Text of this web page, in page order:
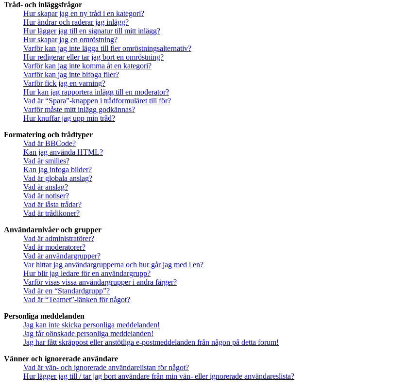
Tråd- och inläggsfrågor
Hur skapar jag en ny tråd i en kategori?
Hur ändrar och raderar jag inlägg?
Hur lägger jag till en signatur till mitt inlägg?
Hur skapar jag en omröstning?
Varför kan jag inte lägga till fler omröstningsalternativ?
Hur redigerar eller tar jag bort en omröstning?
Varför kan jag inte komma åt en kategori?
Varför kan jag inte bifoga filer?
Varför fick jag en varning?
Hur kan jag rapportera inlägg till en moderator?
Vad är “Spara”-knappen i trådformuläret till för?
Varför måste mitt inlägg godkännas?
Hur knuffar jag upp min tråd?
Formatering och trådtyper
Vad är BBCode?
Kan jag använda HTML?
Vad är smilies?
Kan jag infoga bilder?
Vad är globala anslag?
Vad är anslag?
Vad är notiser?
Vad är låsta trådar?
Vad är trådikoner?
Användarnivåer och grupper
Vad är administratörer?
Vad är moderatorer?
Vad är användargrupper?
Var hittar jag användargrupperna och hur går jag med i en?
Hur blir jag ledare för en användargrupp?
Varför visas vissa användargrupper i andra färger?
Vad är en “Standardgrupp”?
Vad är “Teamet”-länken för något?
Personliga meddelanden
Jag kan inte skicka personliga meddelanden!
Jag får oönskade personliga meddelanden!
Jag har fått skräppost eller anstötliga e-postmeddelanden från någon på detta forum!
Vänner och ignorerade användare
Vad är vän- och ignorerade användarelistan för något?
Hur lägger jag till / tar jag bort användare från min vän- eller ignorerade användareslista?